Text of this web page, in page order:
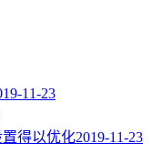
11-23
得以优化2019-11-23